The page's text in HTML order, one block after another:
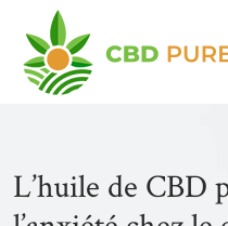
L’huile de CBD